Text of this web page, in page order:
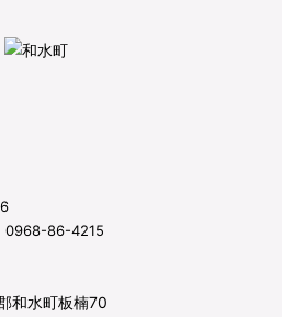
0968-86-4215
和水町板楠70